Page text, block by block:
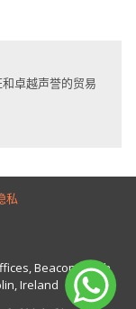
卓越声誉的贸易
私
Beacon South
Ireland